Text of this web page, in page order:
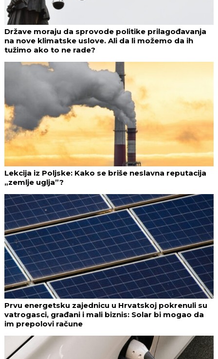
Države moraju da sprovode politike prilagođavanja
na nove klimatske uslove. Ali da li možemo da ih
tužimo ako to ne rade?
Lekcija iz Poljske: Kako se briše neslavna reputacija
„zemlje uglja”?
Prvu energetsku zajednicu u Hrvatskoj pokrenuli su
vatrogasci, građani i mali biznis: Solar bi mogao da
im prepolovi račune